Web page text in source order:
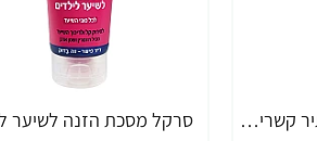
סרקל קרם רוזמרין מתיר קשרים לילדים 325 מ”ל - ד"ר פישר